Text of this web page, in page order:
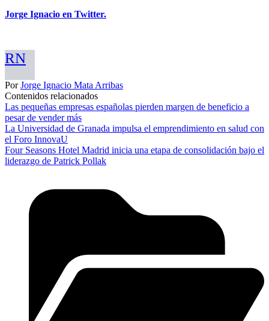
Jorge Ignacio en Twitter.
RN
PorJorge Ignacio Mata Arribas
Contenidos relacionados
Las pequeñas empresas españolas pierden margen de beneficio a
pesar de vender más
La Universidad de Granada impulsa el emprendimiento en salud con
el Foro InnovaU
Four Seasons Hotel Madrid inicia una etapa de consolidación bajo el
liderazgo de Patrick Pollak